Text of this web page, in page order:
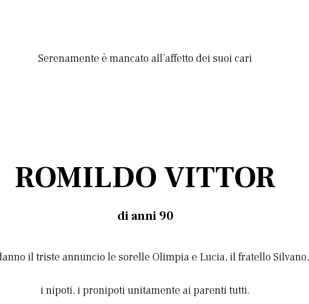
Serenamente è mancato all’affetto dei suoi cari
ROMILDO VITTOR
di anni 90
il triste annuncio le sorelle Olimpia e Lucia, il fratello Silvano,
i nipoti, i pronipoti unitamente ai parenti tutti.